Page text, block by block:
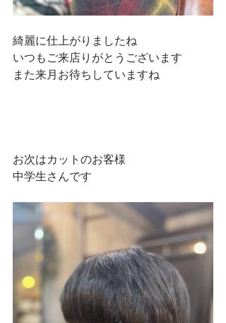
綺麗に仕上がりましたね
いつもご来店りがとうございます
また来月お待ちしていますね
お次はカットのお客様
中学生さんです